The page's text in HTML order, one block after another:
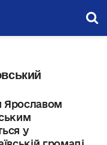
Ярославом
у